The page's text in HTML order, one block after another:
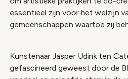
essentieel zijn voor het welzijn
gemeenschappen waartoe zij
Kunstenaar Jasper Udink ten
gefascineerd geweest door de